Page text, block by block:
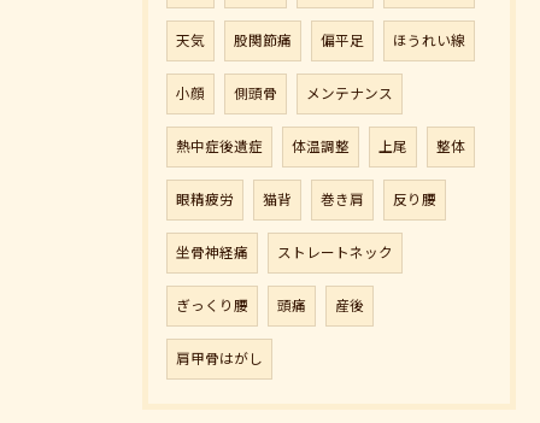
天気 股関節痛 偏平足 ほうれい線
小顔 側頭骨 メンテナンス
熱中症後遺症 体温調整 上尾 整体
眼精疲労 猫背 巻き肩 反り腰
坐骨神経痛 ストレートネック
ぎっくり腰 頭痛 産後
肩甲骨はがし